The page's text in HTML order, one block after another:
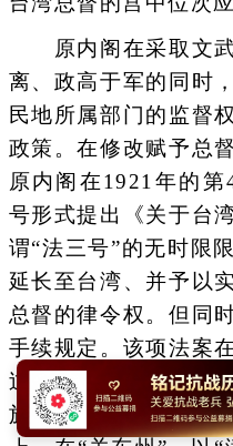
原内阁在采取文武
离、政高于军的同时
民地所属部门的监督
政策。在修改赋予总
原内阁在1921年的
号形式提出《关于台
谓“法三号”的无时限
延长至台湾、并予以
总督的律令权。但同
手续规定。该项法案
过，成为法律，自
施。至此，所谓“三